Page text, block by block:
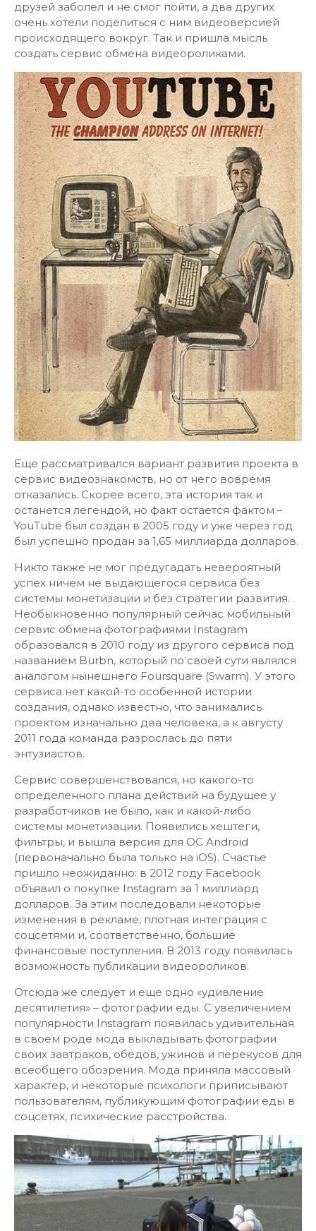
друзей заболел и не смог пойти, а два других
очень хотели поделиться с ним видеоверсией
происходящего вокруг. Так и пришла мысль
создать сервис обмена видеороликами.
Еще рассматривался вариант развития проекта в
сервис видеознакомств, но от него вовремя
отказались. Скорее всего, эта история так и
останется легендой, но факт остается фактом –
YouTube был создан в 2005 году и уже через год
был успешно продан за 1,65 миллиарда долларов.
Никто также не мог предугадать невероятный
успех ничем не выдающегося сервиса без
системы монетизации и без стратегии развития.
Необыкновенно популярный сейчас мобильный
сервис обмена фотографиями Instagram
образовался в 2010 году из другого сервиса под
названием Burbn, который по своей сути являлся
аналогом нынешнего Foursquare (Swarm). У этого
сервиса нет какой-то особенной истории
создания, однако известно, что занимались
проектом изначально два человека, а к августу
2011 года команда разрослась до пяти
энтузиастов.
Сервис совершенствовался, но какого-то
определенного плана действий на будущее у
разработчиков не было, как и какой-либо
системы монетизации. Появились хештеги,
фильтры, и вышла версия для ОС Android
(первоначально была только на iOS). Счастье
пришло неожиданно: в 2012 году Facebook
объявил о покупке Instagram за 1 миллиард
долларов. За этим последовали некоторые
изменения в рекламе, плотная интеграция с
соцсетями и, соответственно, большие
финансовые поступления. В 2013 году появилась
возможность публикации видеороликов.
Отсюда же следует и еще одно «удивление
десятилетия» – фотографии еды. С увеличением
популярности Instagram появилась удивительная
в своем роде мода выкладывать фотографии
своих завтраков, обедов, ужинов и перекусов для
всеобщего обозрения. Мода приняла массовый
характер, и некоторые психологи приписывают
пользователям, публикующим фотографии еды в
соцсетях, психические расстройства.